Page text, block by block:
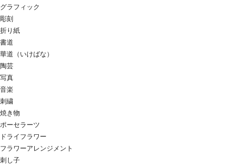
グラフィック
彫刻
折り紙
書道
華道（いけばな）
陶芸
写真
音楽
刺繍
焼き物
ポーセラーツ
ドライフラワー
フラワーアレンジメント
刺し子